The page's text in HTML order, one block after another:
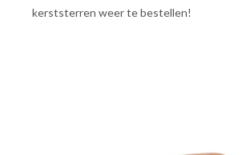
kerststerren weer te bestellen!